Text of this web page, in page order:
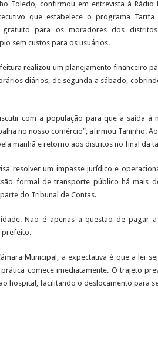
Toledo, confirmou em entrevista à Rádio
que estabelece o programa Tarifa
gratuito para os moradores dos
sem custos para os usuários.
realizou um planejamento financeiro
diários, de segunda a sábado,
com a população para que a saída à
no nosso comércio”, afirmou Taninho.
manhã e retorno aos distritos no final da
resolver um impasse jurídico e
formal de transporte público há mais
do Tribunal de Contas.
Não é apenas a questão de pagar
prefeito.
Municipal, a expectativa é que a lei
comece imediatamente. O trajeto
hospital, facilitando o deslocamento para